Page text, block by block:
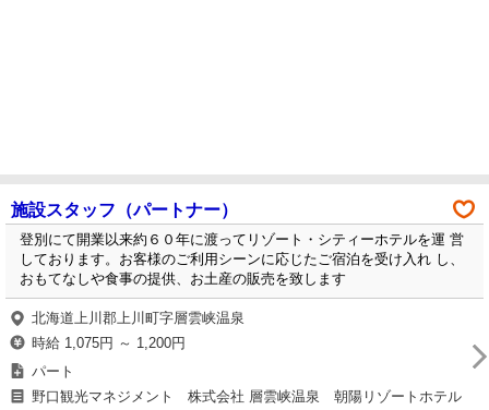
施設スタッフ（パートナー）
登別にて開業以来約６０年に渡ってリゾート・シティーホテルを運 営
しております。お客様のご利用シーンに応じたご宿泊を受け入れ し、
おもてなしや食事の提供、お土産の販売を致します
北海道上川郡上川町字層雲峡温泉
時給 1,075円 ～ 1,200円
パート
野口観光マネジメント 株式会社 層雲峡温泉 朝陽リゾートホテル